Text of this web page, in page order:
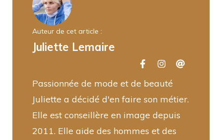
Auteur de cet article :
Juliette Lemaire
Passionnée de mode et de beauté
Juliette a décidé d'en faire son métier.
Elle est conseillère en image depuis
2011. Elle aide des hommes et des